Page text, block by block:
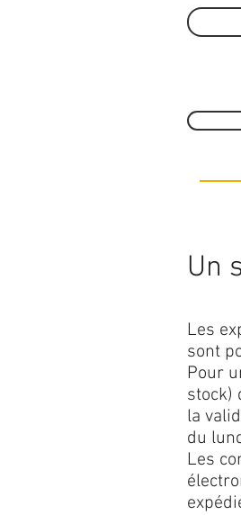
Un
Les
sont
Pour
stock)
la
du
Les